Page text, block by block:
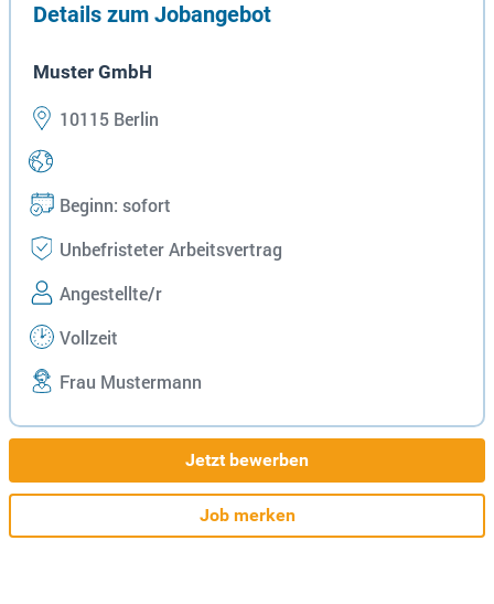
Details zum Jobangebot
Muster GmbH
10115 Berlin
Beginn: sofort
Unbefristeter Arbeitsvertrag
Angestellte/r
Vollzeit
Frau Mustermann
Jetzt bewerben
Job merken